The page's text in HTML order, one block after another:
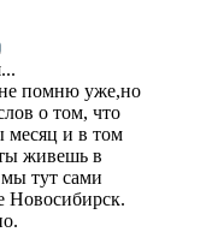
помню уже,но
о том, что
месяц и в том
ты живешь в
тут сами
Новосибирск.